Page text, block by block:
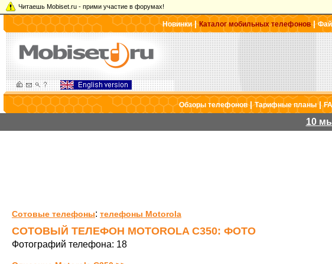
Читаешь Mobiset.ru - прими участие в форумах!
Новинки|Каталог мобильных телефонов|
Обзоры телефонов|Тарифные планы|
10
Сотовые телефоны: телефоны Motorola
СОТОВЫЙ ТЕЛЕФОН MOTOROLA C350: ФОТО
Фотографий телефона: 18